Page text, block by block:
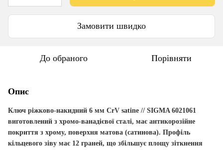
Замовити швидко
До обраного Порівняти
Опис
Ключ ріжково-накидний 6 мм CrV satine // SIGMA 6021061
виготовлений з хромо-ванадієвої сталі, має антикорозійне
покриття з хрому, поверхня матова (сатинова). Профіль
кільцевого зіву має 12 граней, що збільшує площу зіткнення